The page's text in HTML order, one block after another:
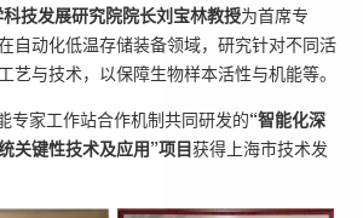
技发展研究院院长刘宝林教授为首席专
自动化低温存储装备领域，研究针对不同活
艺与技术，以保障生物样本活性与机能等。
专家工作站合作机制共同研发的“智能化深
关键性技术及应用”项目获得上海市技术发